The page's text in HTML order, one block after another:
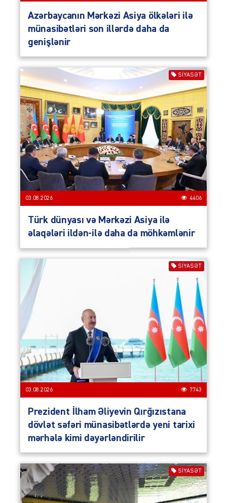
Azərbaycanın Mərkəzi Asiya ölkələri ilə
münasibətləri son illərdə daha da
genişlənir
SIYASƏT
03.08.2026 4406
Türk dünyası və Mərkəzi Asiya ilə
əlaqələri ildən-ilə daha da möhkəmlənir
SIYASƏT
03.08.2026 7743
Prezident İlham Əliyevin Qırğızıstana
dövlət səfəri münasibətlərdə yeni tarixi
mərhələ kimi dəyərləndirilir
SIYASƏT